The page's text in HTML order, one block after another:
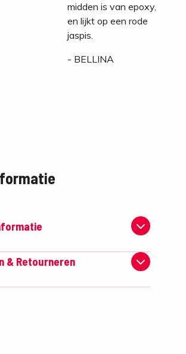
midden is van epoxy,
en lijkt op een rode
jaspis.
- BELLINA
& Retourneren